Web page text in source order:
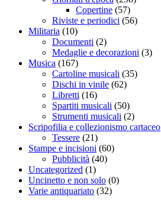
Copertine (57)
Riviste e periodici (56)
Militaria (10)
Documenti (2)
Medaglie e decorazioni (3)
Musica (167)
Cartoline musicali (35)
Dischi in vinile (62)
Libretti (16)
Spartiti musicali (50)
Strumenti musicali (2)
Scripofilia e collezionismo cartaceo
Tessere (21)
Stampe e incisioni (60)
Pubblicità (40)
Uncategorized (1)
Uncinetto e non solo (0)
Varie antiquariato (32)